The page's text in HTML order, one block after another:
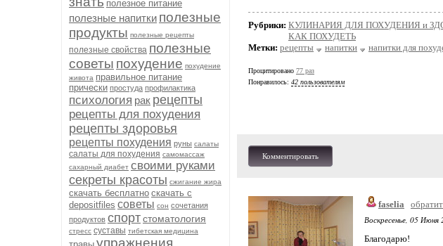
полезное питание
полезные напитки полезные
продукты полезные рецепты
полезные свойства полезные
советы похудение похудение
живота правильное питание
прически простуда профилактика
психология рак рецепты
рецепты для похудения
рецепты здоровья
рецепты похудения руны салаты
салаты для похудения самомассаж
сахарный диабет своими руками
секреты красоты сжигание жира
скачать бесплатно скачать с
depositfiles советы сон сочетания
продуктов спортстоматология
стресс суставы тибетская медицина
упражнения
Рубрики: КУЛИНАРИЯ ДЛЯ ПОХУДЕНИЯ и
КАК ПОХУДЕТЬ
Метки: рецепты напитки напитки для
Процитировано 77 раз
Понравилось: 42 пользователям
Комментировать
faselia
Воскресенье, 05 Июня
Благодарю!